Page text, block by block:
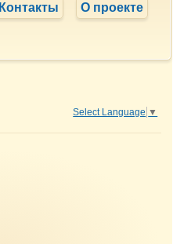
Контакты О проекте
Select Language ▼